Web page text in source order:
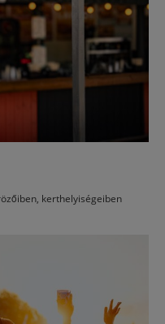
kerthelyiségeiben